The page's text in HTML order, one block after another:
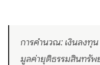
การคำนวณ: เงินลงทุ
มูลค่ายุติธรรมสินทรั